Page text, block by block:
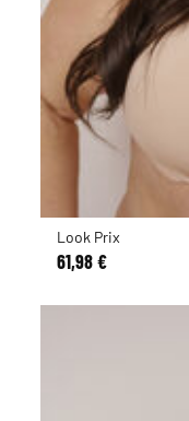
Look Prix
61,98 €